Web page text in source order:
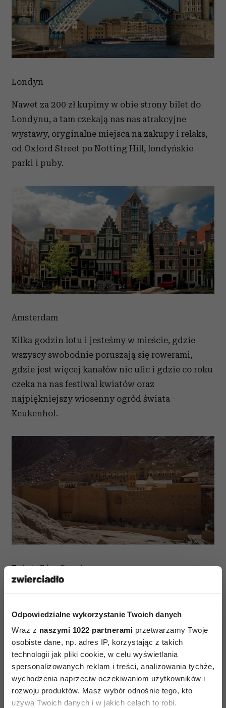
Odpowiedzialne wykorzystanie Twoich danych
Wraz z naszymi 1022 partnerami przetwarzamy Twoje
osobiste dane, np. adres IP, korzystając z takich
technologii jak pliki cookie, w celu wyświetlania
spersonalizowanych reklam i treści, analizowania tychże,
wychodzenia naprzeciw oczekiwaniom użytkowników i
rozwoju produktów. Masz wybór odnośnie tego, kto
używa Twoich danych i w jakich celach to robi.
Londyn
Nawet za 200 zł kupimy w obie strony bilet do
Londynu, a tam czekają nas nas atrakcyjne
wystawy, oryginalne miejsca na zakupy i relaks,
od Oxford Street po Notting Hill, londyńskie
parki i puby.
Amsterdam
Kilka godzin lotu i jesteśmy w mieście, gdzie
wszyscy swobodnie poruszają się rowerami,
gdzie jest więcej kanałów nic ulic i gdzie co roku
czeka na nas festiwal kwiatów oraz
najpiękniejszy wiosenny ogród świata -
Keukenhof.
Egipt, Góra Synaj
To już droższa wyprawa, za to doznania
zobaczyć górę, na której Mojżesz otrzymał
Dziesięć Przykazań. Na początku maja unikniemy
silnych upałów oraz największej fali turystów.